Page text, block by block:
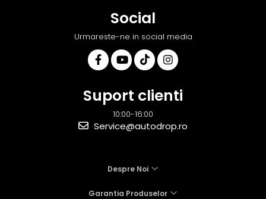
Social
Urmareste-ne in social media
Suport clienti
10:00-16:00
Service@autodrop.ro
Despre Noi
Garantia Produselor